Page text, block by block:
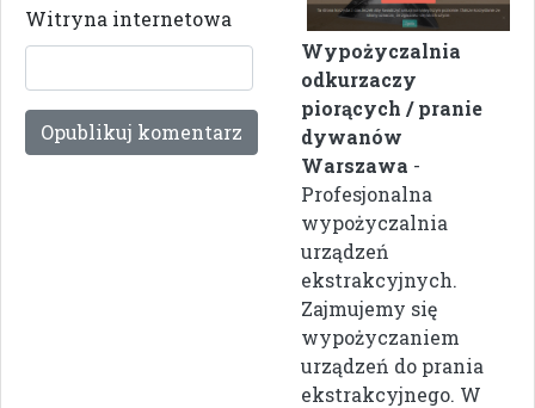
Witryna internetowa
Wypożyczalnia
odkurzaczy
piorących / pranie
dywanów
Warszawa -
Profesjonalna
wypożyczalnia
urządzeń
ekstrakcyjnych.
Zajmujemy się
wypożyczaniem
urządzeń do prania
ekstrakcyjnego. W